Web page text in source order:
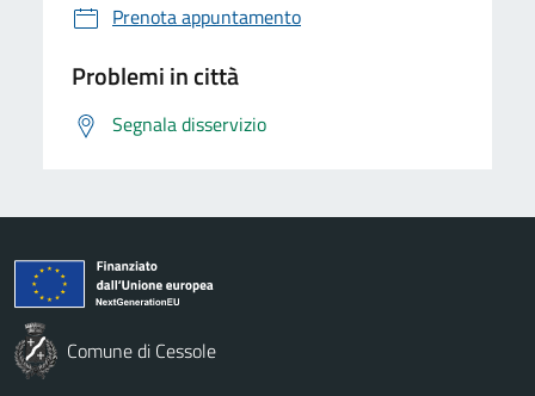
Prenota appuntamento
Problemi in città
Segnala disservizio
Comune di Cessole